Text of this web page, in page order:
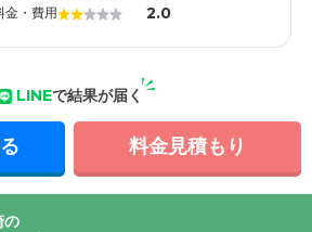
金・費用 2.0
LINEで結果が届く
料金見積もり
の